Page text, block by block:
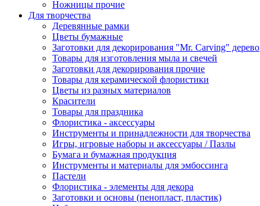
Ножницы прочие
Для творчества
Деревянные рамки
Цветы бумажные
Заготовки для декорирования "Mr. Carving" дерево
Товары для изготовления мыла и свечей
Заготовки для декорирования прочие
Товары для керамической флористики
Цветы из разных материалов
Красители
Товары для праздника
Флористика - аксессуары
Инструменты и принадлежности для творчества
Игры, игровые наборы и аксессуары / Пазлы
Бумага и бумажная продукция
Инструменты и материалы для эмбоссинга
Пастели
Флористика - элементы для декора
Заготовки и основы (пенопласт, пластик)